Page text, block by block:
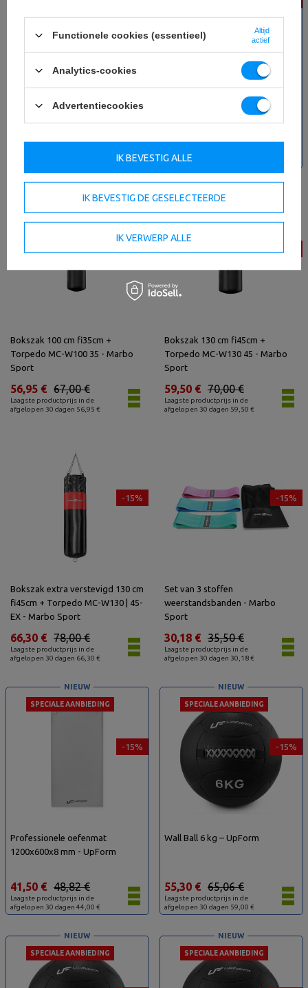
EPP massageroller 45 cm zwart -
Marbo Sport
46,00 €
20,60 €
Gymbal 75 cm grafiet UpForm
afgelopen 30 dagen 28,00 €
31,50 €
26,78 €
Bokszak 100 cm fi35cm +
Torpedo MC-W100 35 - Marbo
Sport
Laagste productprijs in de
afgelopen 30 dagen 56,95 €
67,00 €
56,95 €
Bokszak 130 cm fi45cm +
Torpedo MC-W130 45 - Marbo
Sport
Laagste productprijs in de
afgelopen 30 dagen 59,50 €
70,00 €
59,50 €
-15%
Bokszak extra verstevigd 130 cm
fi45cm + Torpedo MC-W130 | 45-
EX - Marbo Sport
Laagste productprijs in de
afgelopen 30 dagen 66,30 €
78,00 €
66,30 €
-15%
Set van 3 stoffen
weerstandsbanden - Marbo
Sport
Laagste productprijs in de
afgelopen 30 dagen 30,18 €
35,50 €
30,18 €
-15%
SPECIALE AANBIEDING
NIEUW
Professionele oefenmat
1200x600x8 mm - UpForm
Laagste productprijs in de
afgelopen 30 dagen 44,00 €
48,82 €
41,50 €
-15%
SPECIALE AANBIEDING
NIEUW
Wall Ball 6 kg – UpForm
Laagste productprijs in de
afgelopen 30 dagen 59,00 €
65,06 €
55,30 €
SPECIALE AANBIEDING
NIEUW
SPECIALE AANBIEDING
NIEUW
Functionele cookies (essentieel)
Altijd
actief
Analytics-cookies
Advertentiecookies
IK BEVESTIG DE GESELECTEERDE
IK VERWERP ALLE
IK BEVESTIG ALLE